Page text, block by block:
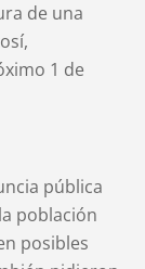
de una
1 de
pública
población
posibles